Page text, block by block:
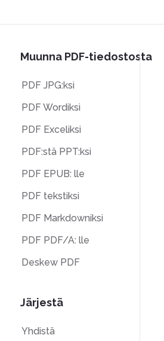
Muunna PDF-tiedostosta
PDF JPG:ksi
PDF Wordiksi
PDF Exceliksi
PDF:stä PPT:ksi
PDF EPUB: lle
PDF tekstiksi
PDF Markdowniksi
PDF PDF/A: lle
Deskew PDF
Järjestä
Yhdistä